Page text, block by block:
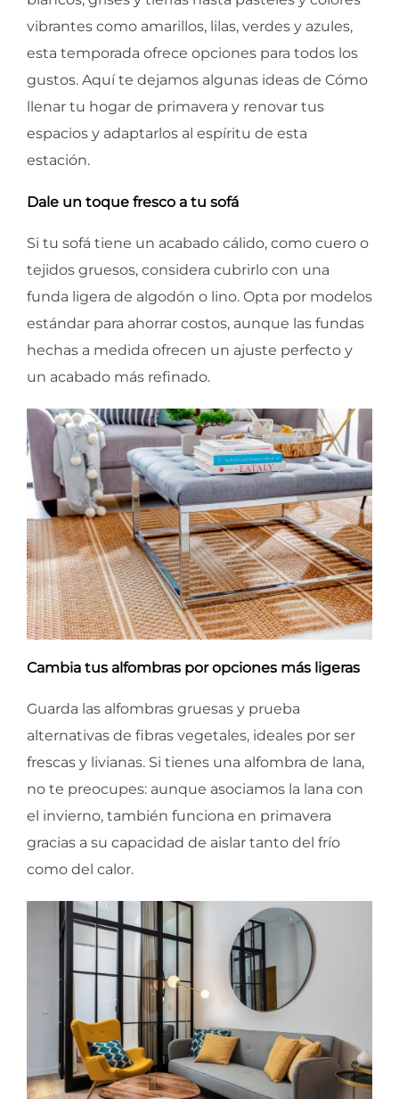
vibrantes como amarillos, lilas, verdes y azules,
esta temporada ofrece opciones para todos los
gustos. Aquí te dejamos algunas ideas de Cómo
llenar tu hogar de primavera y renovar tus
espacios y adaptarlos al espíritu de esta
estación.
Dale un toque fresco a tu sofá
Si tu sofá tiene un acabado cálido, como cuero o
tejidos gruesos, considera cubrirlo con una
funda ligera de algodón o lino. Opta por modelos
estándar para ahorrar costos, aunque las fundas
hechas a medida ofrecen un ajuste perfecto y
un acabado más refinado.
Cambia tus alfombras por opciones más ligeras
Guarda las alfombras gruesas y prueba
alternativas de fibras vegetales, ideales por ser
frescas y livianas. Si tienes una alfombra de lana,
no te preocupes: aunque asociamos la lana con
el invierno, también funciona en primavera
gracias a su capacidad de aislar tanto del frío
como del calor.